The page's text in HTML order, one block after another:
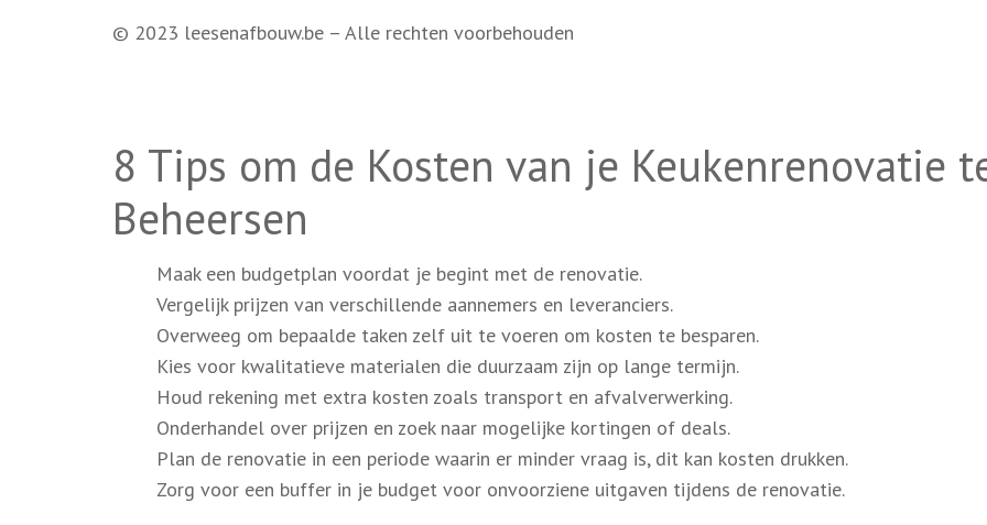
© 2023 leesenafbouw.be – Alle rechten voorbehouden
8 Tips om de Kosten van je Keukenrenovatie
Beheersen
Maak een budgetplan voordat je begint met de renovatie.
Vergelijk prijzen van verschillende aannemers en leveranciers.
Overweeg om bepaalde taken zelf uit te voeren om kosten te besparen.
Kies voor kwalitatieve materialen die duurzaam zijn op lange termijn.
Houd rekening met extra kosten zoals transport en afvalverwerking.
Onderhandel over prijzen en zoek naar mogelijke kortingen of deals.
Plan de renovatie in een periode waarin er minder vraag is, dit kan kosten drukken.
Zorg voor een buffer in je budget voor onvoorziene uitgaven tijdens de renovatie.